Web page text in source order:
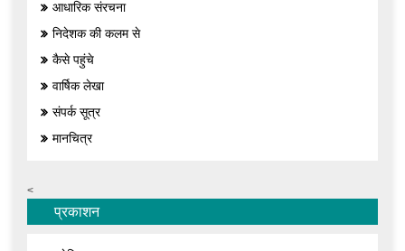
आधारिक संरचना
निदेशक की कलम से
कैसे पहुंचे
वार्षिक लेखा
संपर्क सूत्र
मानचित्र
<
प्रकाशन